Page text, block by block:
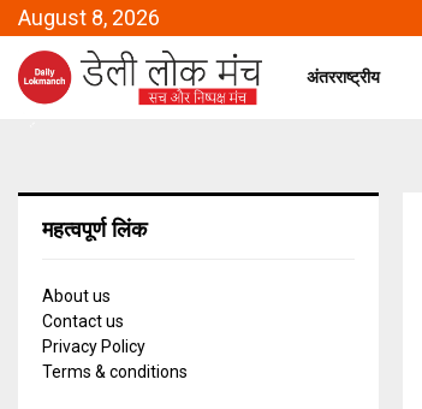
August 8, 2026
अंतरराष्ट्रीय
महत्वपूर्ण लिंक
About us
Contact us
Privacy Policy
Terms & conditions